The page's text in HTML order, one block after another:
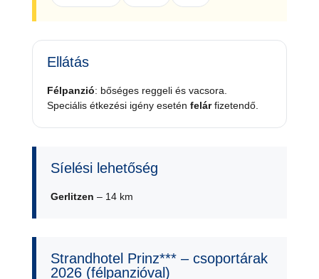
Ellátás
Félpanzió: bőséges reggeli és vacsora.
Speciális étkezési igény esetén felárfizetendő.
Síelési lehetőség
Gerlitzen – 14 km
Strandhotel Prinz*** – csoportárak
2026 (félpanzióval)